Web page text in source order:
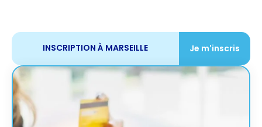
INSCRIPTION À MARSEILLE Je m'inscris